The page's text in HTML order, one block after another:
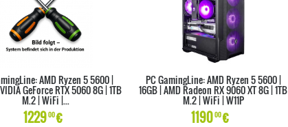
AMD Ryzen 5 5600 |
GeForce RTX 5060 8G | 1TB
M.2 | WiFi |...
122900€
PC GamingLine: AMD Ryzen 5 5600 |
16GB | AMD Radeon RX 9060 XT 8G | 1TB
M.2 | WiFi | W11P
119000€